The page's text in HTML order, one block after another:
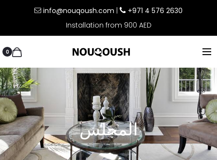
info@nouqoush.com
+971 4 576 2630
Installation from 900 AED
0
المجلس